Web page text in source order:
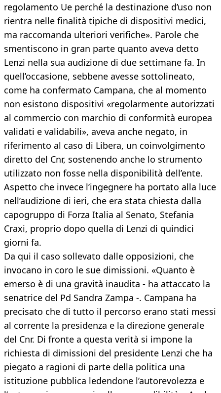
regolamento Ue perché la destinazione d’uso non
rientra nelle finalità tipiche di dispositivi medici,
ma raccomanda ulteriori verifiche». Parole che
smentiscono in gran parte quanto aveva detto
Lenzi nella sua audizione di due settimane fa. In
quell’occasione, sebbene avesse sottolineato,
come ha confermato Campana, che al momento
non esistono dispositivi «regolarmente autorizzati
al commercio con marchio di conformità europea
validati e validabili», aveva anche negato, in
riferimento al caso di Libera, un coinvolgimento
diretto del Cnr, sostenendo anche lo strumento
utilizzato non fosse nella disponibilità dell’ente.
Aspetto che invece l’ingegnere ha portato alla luce
nell’audizione di ieri, che era stata chiesta dalla
capogruppo di Forza Italia al Senato, Stefania
Craxi, proprio dopo quella di Lenzi di quindici
giorni fa.
Da qui il caso sollevato dalle opposizioni, che
invocano in coro le sue dimissioni. «Quanto è
emerso è di una gravità inaudita - ha attaccato la
senatrice del Pd Sandra Zampa -. Campana ha
precisato che di tutto il percorso erano stati messi
al corrente la presidenza e la direzione generale
del Cnr. Di fronte a questa verità si impone la
richiesta di dimissioni del presidente Lenzi che ha
piegato a ragioni di parte della politica una
istituzione pubblica ledendone l’autorevolezza e